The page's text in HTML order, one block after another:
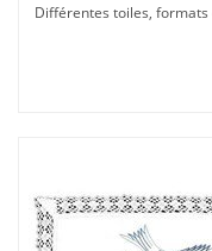
Différentes toiles,